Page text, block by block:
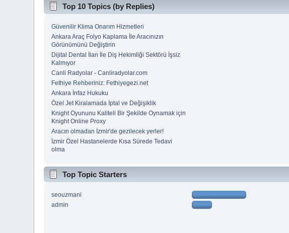
Top 10 Topics (by Replies)
Güvenilir Klima Onarım Hizmetleri
Ankara Araç Folyo Kaplama İle Aracınızın
Görünümünü Değiştirin
Dijital Dental İlan İle Diş Hekimliği Sektörü İşsiz
Kalmıyor
Canli Radyolar - Canliradyolar.com
Fethiye Rehberiniz: Fethiyegezi.net
Ankara İnfaz Hukuku
Özel Jet Kiralamada İptal ve Değişiklik
Knight Oyununu Kaliteli Bir Şekilde Oynamak için
Knight Online Proxy
Aracın olmadan İzmir'de gezilecek yerler!
İzmir Özel Hastanelerde Kısa Sürede Tedavi
olma
Top Topic Starters
seouzmani
admin